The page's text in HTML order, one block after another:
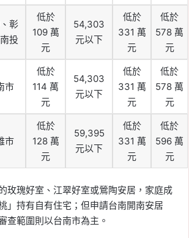
彰
投
低於
109 萬
元
54,303
元以下
低於
331 萬
元
低於
578 萬
元
市
低於
114 萬
元
54,303
元以下
低於
331 萬
元
低於
578 萬
元
市
低於
128 萬
元
59,395
元以下
低於
331 萬
元
低於
596 萬
元
玫瑰好室、江翠好室或鶯陶安居，家庭成
」持有自有住宅；但申請台南開南安居
查範圍則以台南市為主。